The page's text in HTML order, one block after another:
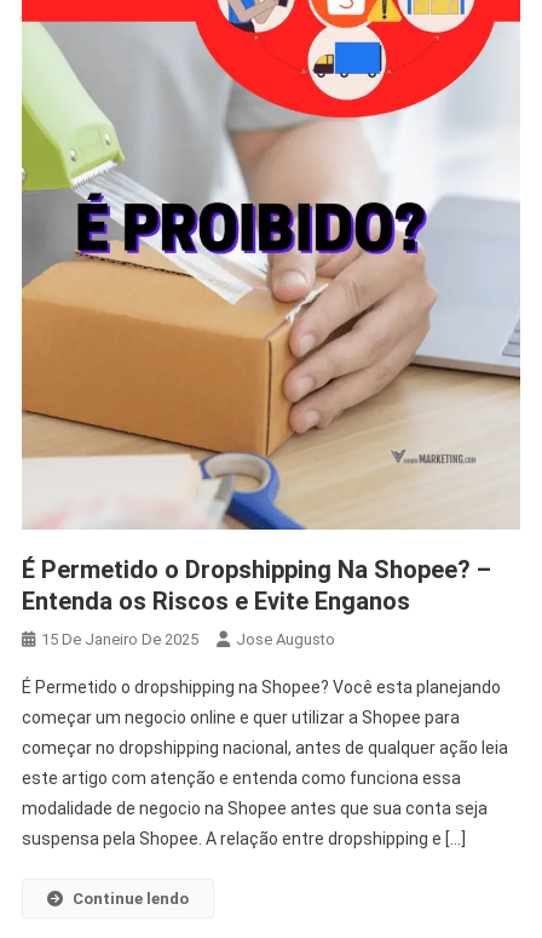
É Permetido o Dropshipping Na Shopee? –
Entenda os Riscos e Evite Enganos
15 De Janeiro De 2025 Jose Augusto
É Permetido o dropshipping na Shopee? Você esta planejando
começar um negocio online e quer utilizar a Shopee para
começar no dropshipping nacional, antes de qualquer ação leia
este artigo com atenção e entenda como funciona essa
modalidade de negocio na Shopee antes que sua conta seja
suspensa pela Shopee. A relação entre dropshipping e […]
Continue lendo